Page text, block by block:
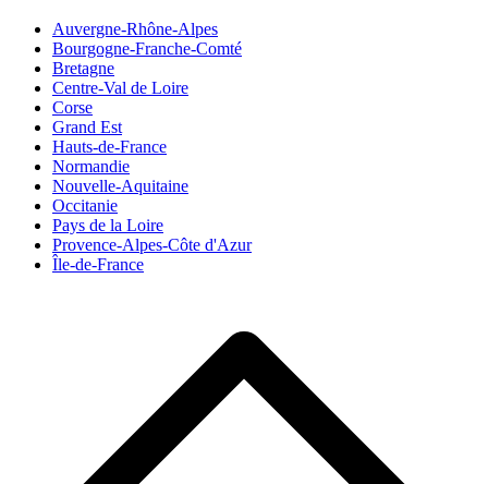
Auvergne-Rhône-Alpes
Bourgogne-Franche-Comté
Bretagne
Centre-Val de Loire
Corse
Grand Est
Hauts-de-France
Normandie
Nouvelle-Aquitaine
Occitanie
Pays de la Loire
Provence-Alpes-Côte d'Azur
Île-de-France